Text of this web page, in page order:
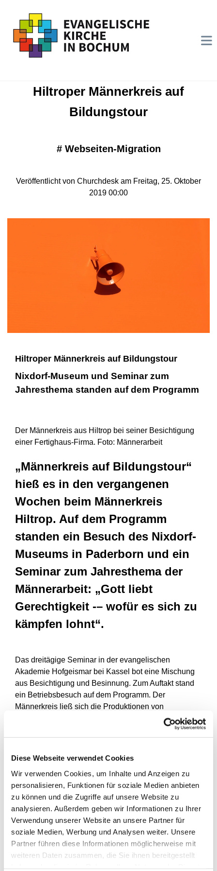
Diese Webseite verwendet Cookies
Wir verwenden Cookies, um Inhalte und Anzeigen zu
personalisieren, Funktionen für soziale Medien anbieten
zu können und die Zugriffe auf unsere Website zu
analysieren. Außerdem geben wir Informationen zu Ihrer
Verwendung unserer Website an unsere Partner für
soziale Medien, Werbung und Analysen weiter. Unsere
Partner führen diese Informationen möglicherweise mit
weiteren Daten zusammen, die Sie ihnen bereitgestellt
Hiltroper Männerkreis auf
Bildungstour
# Webseiten-Migration
Veröffentlicht von Churchdesk am Freitag, 25. Oktober
2019 00:00
Hiltroper Männerkreis auf Bildungstour
Nixdorf-Museum und Seminar zum
Jahresthema standen auf dem Programm
Der Männerkreis aus Hiltrop bei seiner Besichtigung
einer Fertighaus-Firma. Foto: Männerarbeit
„Männerkreis auf Bildungstour“
hieß es in den vergangenen
Wochen beim Männerkreis
Hiltrop. Auf dem Programm
standen ein Besuch des Nixdorf-
Museums in Paderborn und ein
Seminar zum Jahresthema der
Männerarbeit: „Gott liebt
Gerechtigkeit -– wofür es sich zu
kämpfen lohnt“.
Das dreitägige Seminar in der evangelischen
Akademie Hofgeismar bei Kassel bot eine Mischung
aus Besichtigung und Besinnung. Zum Auftakt stand
ein Betriebsbesuch auf dem Programm. Der
Männerkreis ließ sich die Produktionen von
Fertighäusern erläutern, die unter der Prämisse
„Naturmaterial trifft Innovation“ aus Holz konstruiert
beantwortet werden.
Der zweite Tag gehörte dann ausschließlich dem
Thema Gerechtigkeit. Vor- und Nachmittag waren
ausgefüllt mit PowerPoint-Präsentationen,
Gruppenarbeiten und engagierten Diskussionen –
auch wenn nicht alle Fragen zur Gerechtigkeit und zu
Zielen, die einen Kampf lohnen lassen, beantwortet